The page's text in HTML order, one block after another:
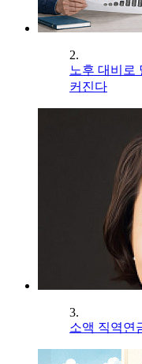
2.
노후 대비로
커진다
3.
소액 직역연